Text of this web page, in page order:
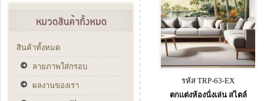
สินค้าทั้งหมด
ลายภาพใส่กรอบ
ผลงานของเรา
รหัส TRP-63-EX
ตกแต่งห้องนั่งเล่น สไตล์